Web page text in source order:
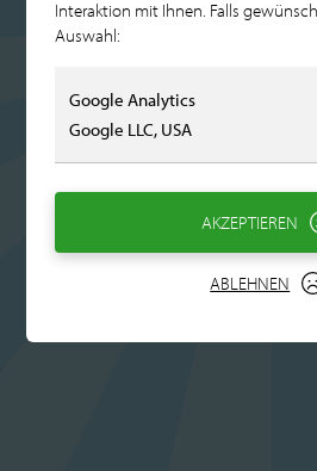
Interaktion mit Ihnen. Falls
Auswahl:
Google Analytics
Google LLC, USA
ABLEHNEN
AKZEPTIEREN